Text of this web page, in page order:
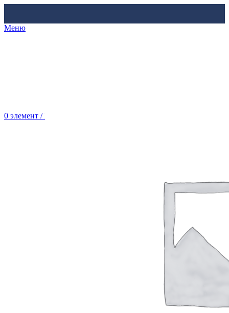
Меню
0 элемент / Br